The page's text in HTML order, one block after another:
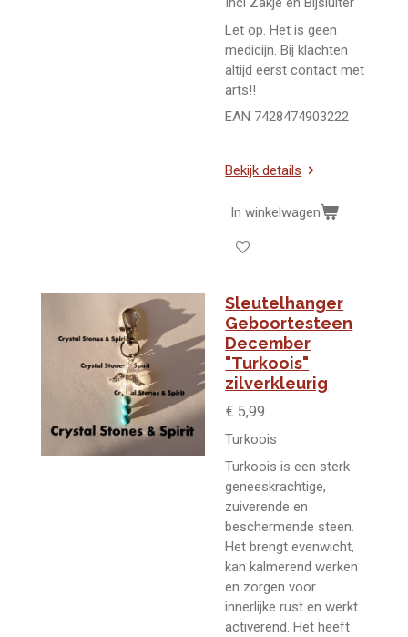
Let op. Het is geen
medicijn. Bij klachten
altijd eerst contact met
arts!!
EAN 7428474903222
Bekijk details
In winkelwagen
Sleutelhanger
Geboortesteen
December
"Turkoois"
zilverkleurig
€ 5,99
Turkoois
Turkoois is een sterk
geneeskrachtige,
zuiverende en
beschermende steen.
Het brengt evenwicht,
kan kalmerend werken
en zorgen voor
innerlijke rust en werkt
activerend. Het heeft